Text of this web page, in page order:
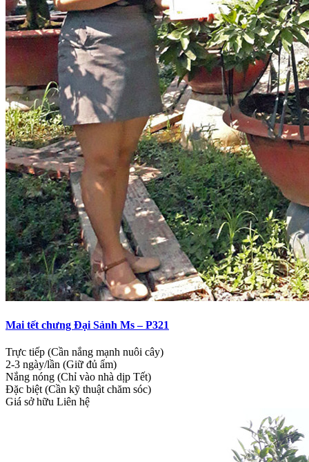
Mai tết chưng Đại Sảnh Ms – P321
Trực tiếp (Cần nắng mạnh nuôi cây)
2-3 ngày/lần (Giữ đủ ẩm)
Nắng nóng (Chỉ vào nhà dịp Tết)
Đặc biệt (Cần kỹ thuật chăm sóc)
Giá sở hữu Liên hệ